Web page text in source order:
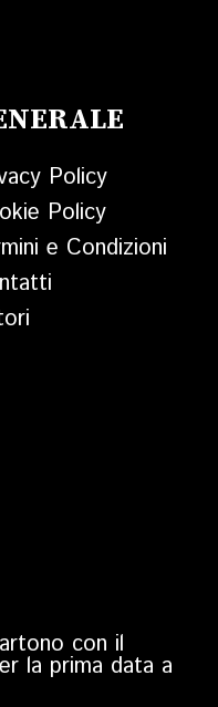
Policy
Policy
e Condizioni
con il
la prima data a